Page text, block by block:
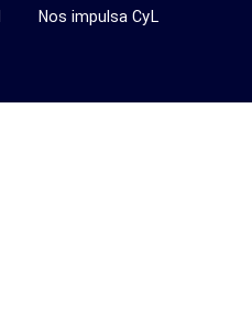
Nos impulsa CyL